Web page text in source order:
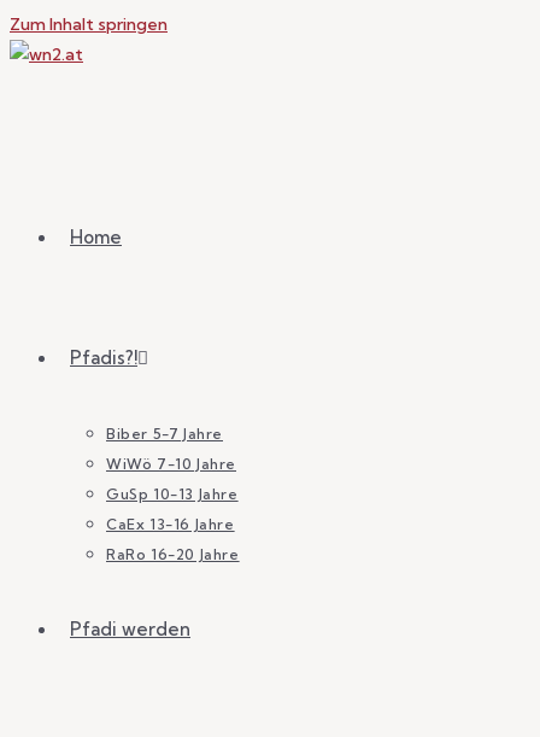
Zum Inhalt springen
Home
Pfadis?!
Biber 5-7 Jahre
WiWö 7-10 Jahre
GuSp 10-13 Jahre
CaEx 13-16 Jahre
RaRo 16-20 Jahre
Pfadi werden